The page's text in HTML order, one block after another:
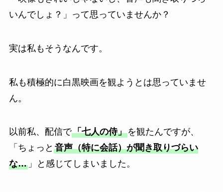
いんでしょ？」って思っていませんか？
実は私もそうなんです。
私も積極的に白黒映画を観ようとは思っていませ
ん。
以前私、配信で「七人の侍」を観たんですが、
「ちょっと 音声（特に会話）が聞き取りづらい
な…」と感じてしまいました。